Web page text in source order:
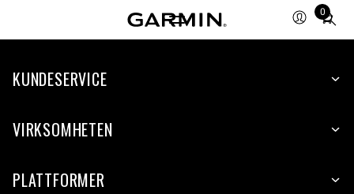
0
Total
items
cart:
KUNDESERVICE
VIRKSOMHETEN
PLATTFORMER